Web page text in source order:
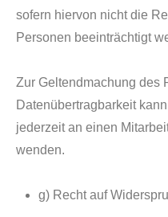
sofern hiervon nicht die
Personen beeinträchtigt
Zur Geltendmachung des
Datenübertragbarkeit
jederzeit an einen
wenden.
g) Recht auf